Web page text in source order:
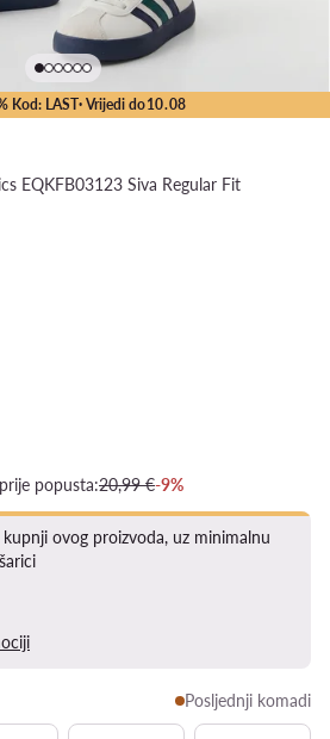
Kod: LAST· Vrijedi do10.08
EQKFB03123 Siva Regular Fit
popusta:20,99 €-9%
ovog proizvoda, uz minimalnu
Posljednji komadi